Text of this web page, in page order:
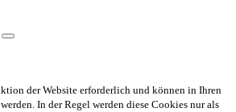
der Website erforderlich und können in Ihren
In der Regel werden diese Cookies nur als